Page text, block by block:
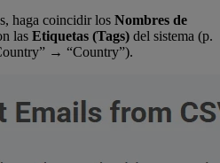
haga coincidir los Nombres de
las Etiquetas (Tags) del sistema (p.
→ “Country”).